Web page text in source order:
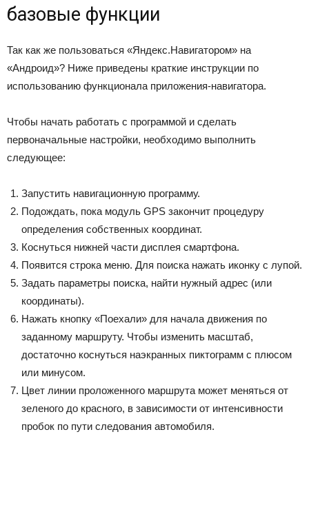
базовые функции
Так как же пользоваться «Яндекс.Навигатором» на
«Андроид»? Ниже приведены краткие инструкции по
использованию функционала приложения-навигатора.
Чтобы начать работать с программой и сделать
первоначальные настройки, необходимо выполнить
следующее:
Запустить навигационную программу.
Подождать, пока модуль GPS закончит процедуру
определения собственных координат.
Коснуться нижней части дисплея смартфона.
Появится строка меню. Для поиска нажать иконку с лупой.
Задать параметры поиска, найти нужный адрес (или
координаты).
Нажать кнопку «Поехали» для начала движения по
заданному маршруту. Чтобы изменить масштаб,
достаточно коснуться наэкранных пиктограмм с плюсом
или минусом.
Цвет линии проложенного маршрута может меняться от
зеленого до красного, в зависимости от интенсивности
пробок по пути следования автомобиля.